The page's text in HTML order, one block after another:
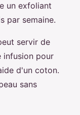
un exfoliant
par semaine.
servir de
infusion pour
d'un coton.
sans